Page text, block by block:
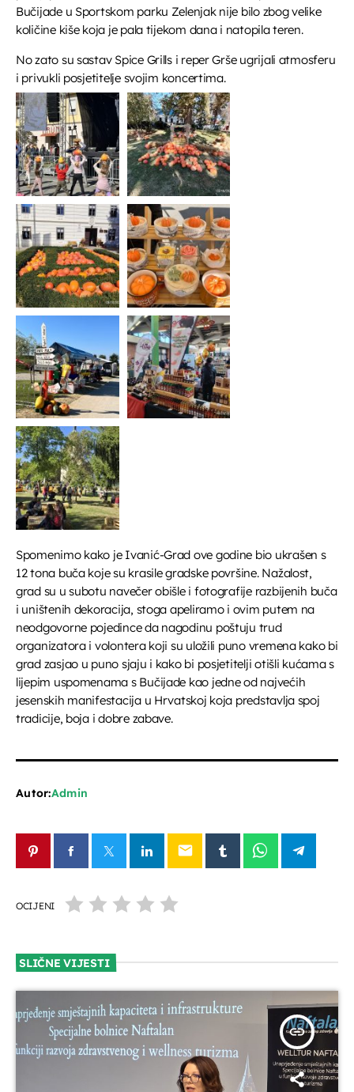
Bučijade u Sportskom parku Zelenjak nije bilo zbog velike
količine kiše koja je pala tijekom dana i natopila teren.
No zato su sastav Spice Grills i reper Grše ugrijali atmosferu
i privukli posjetitelje svojim koncertima.
Spomenimo kako je Ivanić-Grad ove godine bio ukrašen s
12 tona buča koje su krasile gradske površine. Nažalost,
grad su u subotu navečer obišle i fotografije razbijenih buča
i uništenih dekoracija, stoga apeliramo i ovim putem na
neodgovorne pojedince da nagodinu poštuju trud
organizatora i volontera koji su uložili puno vremena kako bi
grad zasjao u puno sjaju i kako bi posjetitelji otišli kućama s
lijepim uspomenama s Bučijade kao jedne od najvećih
jesenskih manifestacija u Hrvatskoj koja predstavlja spoj
tradicije, boja i dobre zabave.
Autor:Admin
email
OCIJENI
SLIČNE VIJESTI
insert_link